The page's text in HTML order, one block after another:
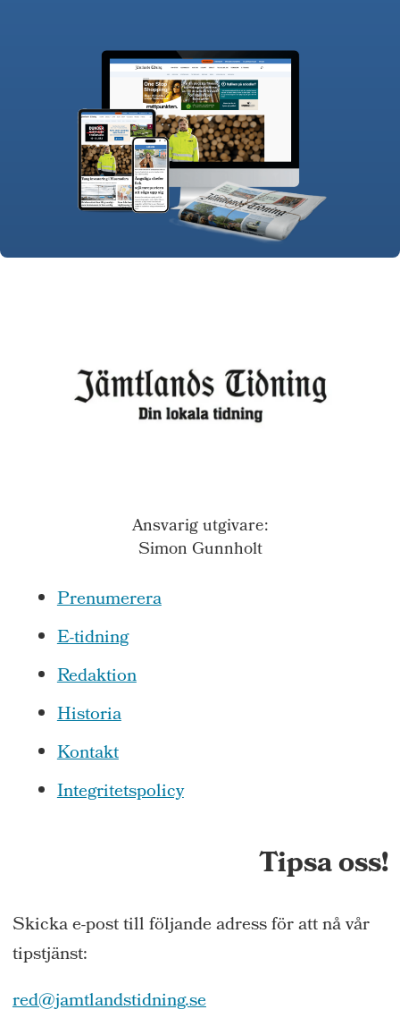
Ansvarig utgivare:
Simon Gunnholt
Prenumerera
E-tidning
Redaktion
Historia
Kontakt
Integritetspolicy
Tipsa oss!
Skicka e-post till följande adress för att nå vår
tipstjänst:
red@jamtlandstidning.se